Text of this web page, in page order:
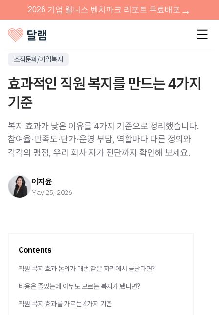
조직문화/기업복지
효과적인 직원 복지를 만드는 4가지
기준
복지 효과가 낮은 이유를 4가지 기준으로 정리했습니다.
참여율·만족도·단가·운영 부담, 역할마다 다른 정의와
각각의 맹점, 우리 회사 자가 진단까지 확인해 보세요.
이지윤
May 25, 2026
Contents
직원 복지 효과 논의가 매번 같은 자리에서 끝난다면?
비용은 줄었는데 아무도 모르는 복지가 됐다면?
직원 복지 효과를 가르는 4가지 기준